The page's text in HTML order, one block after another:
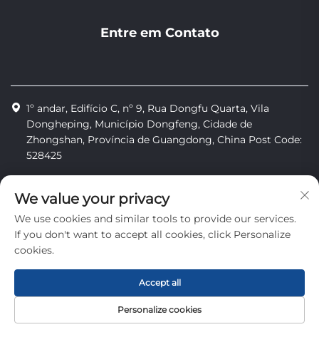
Entre em Contato
1º andar, Edifício C, nº 9, Rua Dongfu Quarta, Vila
Dongheping, Município Dongfeng, Cidade de
Zhongshan, Província de Guangdong, China Post Code:
528425
[email protected]
Política de Privacidade
We value your privacy
We use cookies and similar tools to provide our services.
If you don't want to accept all cookies, click Personalize
cookies.
Personalize cookies
Accept all